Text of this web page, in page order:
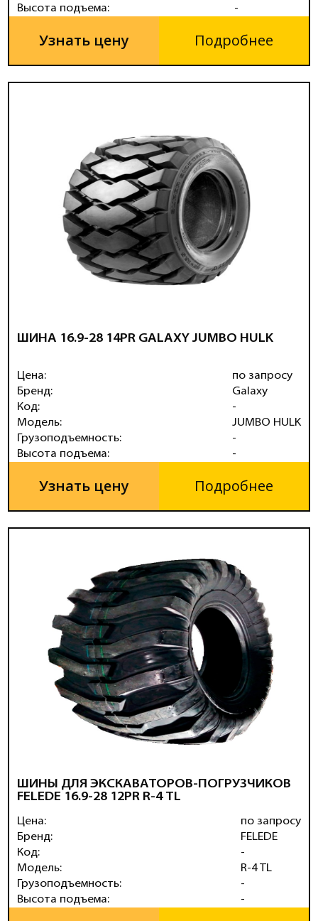
Высота подъема:
-
Узнать цену Подробнее
ШИНА 16.9-28 14PR GALAXY JUMBO HULK
Цена:
Бренд:
Код:
Модель:
Грузоподъемность:
Высота подъема:
по запросу
Galaxy
-
JUMBO HULK
-
-
Узнать цену Подробнее
ШИНЫ ДЛЯ ЭКСКАВАТОРОВ-ПОГРУЗЧИКОВ
FELEDE 16.9-28 12PR R-4 TL
Цена:
Бренд:
Код:
Модель:
Грузоподъемность:
Высота подъема:
по запросу
FELEDE
-
R-4 TL
-
-